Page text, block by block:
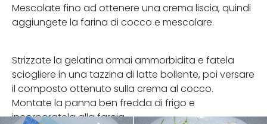
Mescolate fino ad ottenere una crema liscia, quindi
aggiungete la farina di cocco e mescolare.
Strizzate la gelatina ormai ammorbidita e fatela
sciogliere in una tazzina di latte bollente, poi versare
il composto ottenuto sulla crema al cocco.
Montate la panna ben fredda di frigo e
incorporatela alla farcia.